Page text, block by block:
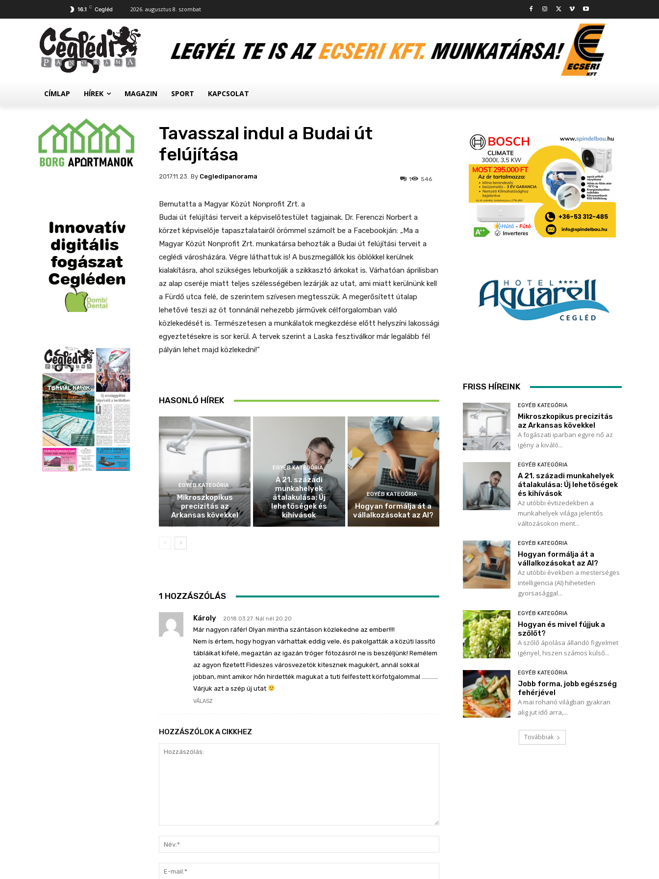
16.1 C Cegléd 2026. augusztus 8. szombat
CÍMLAP HÍREK MAGAZIN SPORT KAPCSOLAT
Tavasszal indul a Budai út
felújítása
2017.11.23. 546
1
By Cegledipanorama
Bemutatta a Magyar Közút Nonprofit Zrt. a
Budai út felújítási terveit a képviselőtestület tagjainak. Dr. Ferenczi Norbert a
körzet képviselője tapasztalatairól örömmel számolt be a Facebookján: „Ma a
Magyar Közút Nonprofit Zrt. munkatársa behozták a Budai út felújítási terveit a
ceglédi városházára. Végre láthattuk is! A buszmegállók kis öblökkel kerülnek
kialakításra, ahol szükséges leburkolják a szikkasztó árkokat is. Várhatóan áprilisban
az alap cseréje miatt teljes szélességében lezárják az utat, ami miatt kerülnünk kell
a Fürdő utca felé, de szerintem szívesen megtesszük. A megerősített útalap
lehetővé teszi az öt tonnánál nehezebb járművek célforgalomban való
közlekedését is. Természetesen a munkálatok megkezdése előtt helyszíni lakossági
egyeztetésekre is sor kerül. A tervek szerint a Laska fesztiválkor már legalább fél
pályán lehet majd közlekedni!”
HASONLÓ HÍREK
EGYÉB KATEGÓRIA
Mikroszkopikus
precizitás az
Arkansas kövekkel
EGYÉB KATEGÓRIA
A 21. századi
munkahelyek
átalakulása: Új
lehetőségek és
kihívások
EGYÉB KATEGÓRIA
Hogyan formálja át a
vállalkozásokat az AI?
1 HOZZÁSZÓLÁS
Károly 2018.03.27. Nál nél 20:20
Már nagyon ráfér! Olyan mintha szántáson közlekedne az ember!!!!
Nem is értem, hogy hogyan várhattak eddig vele, és pakolgatták a közúti lassító
tábláikat kifelé, megaztán az igazán tróger fótozásról ne is beszéljünk! Remélem
az agyon fizetett Fideszes városvezetök kitesznek magukért, annál sokkal
jobban, mint amikor hőn hirdették magukat a tuti felfestett körfotgalommal ………..
Várjuk azt a szép új utat
VÁLASZ
HOZZÁSZÓLOK A CIKKHEZ
FRISS HÍREINK
EGYÉB KATEGÓRIA
Mikroszkopikus precizitás
az Arkansas kövekkel
A fogászati iparban egyre nő az
igény a kiváló...
EGYÉB KATEGÓRIA
A 21. századi munkahelyek
átalakulása: Új lehetőségek
és kihívások
Az utóbbi évtizedekben a
munkahelyek világa jelentős
változásokon ment...
EGYÉB KATEGÓRIA
Hogyan formálja át a
vállalkozásokat az AI?
Az utóbbi években a mesterséges
intelligencia (AI) hihetetlen
gyorsasággal...
EGYÉB KATEGÓRIA
Hogyan és mivel fújjuk a
szőlőt?
A szőlő ápolása állandó figyelmet
igényel, hiszen számos külső...
EGYÉB KATEGÓRIA
Jobb forma, jobb egészség
fehérjével
A mai rohanó világban gyakran
alig jut idő arra,...
Továbbiak